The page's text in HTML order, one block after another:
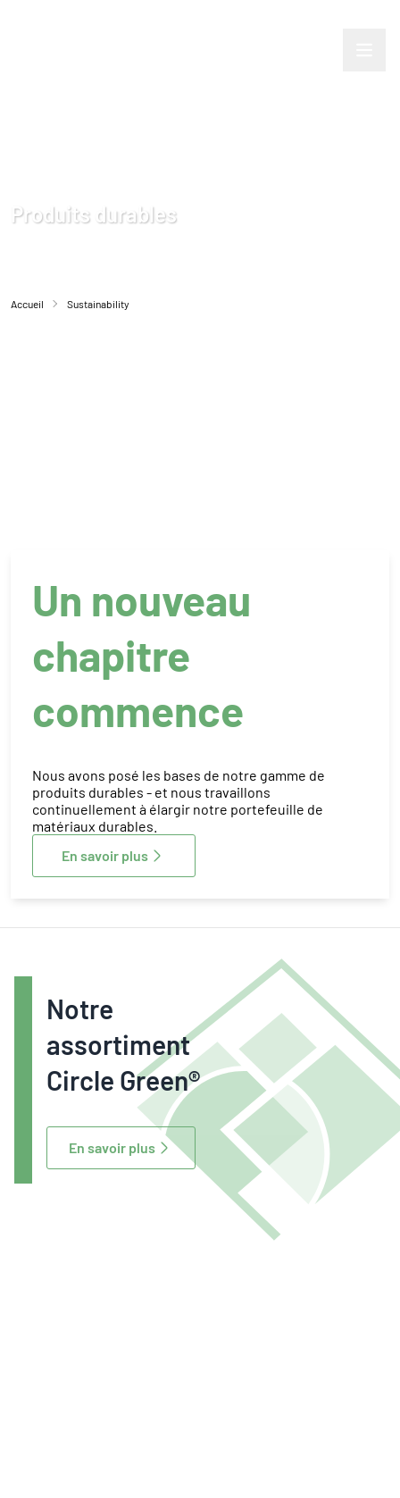
Produits durables
Accueil Sustainability
Un nouveau
chapitre
commence
Nous avons posé les bases de notre gamme de
produits durables - et nous travaillons
continuellement à élargir notre portefeuille de
matériaux durables.
En savoir plus
Notre
assortiment
Circle Green®
En savoir plus